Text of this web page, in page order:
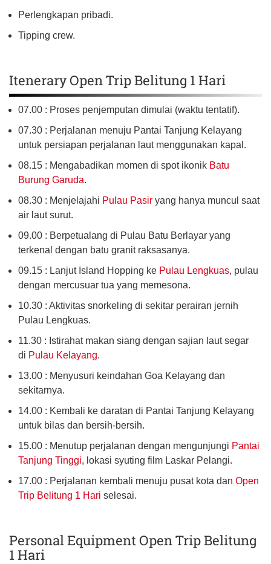
Perlengkapan pribadi.
Tipping crew.
Itenerary Open Trip Belitung 1 Hari
07.00 : Proses penjemputan dimulai (waktu tentatif).
07.30 : Perjalanan menuju Pantai Tanjung Kelayang
untuk persiapan perjalanan laut menggunakan kapal.
08.15 : Mengabadikan momen di spot ikonik Batu
Burung Garuda.
08.30 : Menjelajahi Pulau Pasir yang hanya muncul saat
air laut surut.
09.00 : Berpetualang di Pulau Batu Berlayar yang
terkenal dengan batu granit raksasanya.
09.15 : Lanjut Island Hopping ke Pulau Lengkuas, pulau
dengan mercusuar tua yang memesona.
10.30 : Aktivitas snorkeling di sekitar perairan jernih
Pulau Lengkuas.
11.30 : Istirahat makan siang dengan sajian laut segar
di Pulau Kelayang.
13.00 : Menyusuri keindahan Goa Kelayang dan
sekitarnya.
14.00 : Kembali ke daratan di Pantai Tanjung Kelayang
untuk bilas dan bersih-bersih.
15.00 : Menutup perjalanan dengan mengunjungi Pantai
Tanjung Tinggi, lokasi syuting film Laskar Pelangi.
17.00 : Perjalanan kembali menuju pusat kota dan Open
Trip Belitung 1 Hari selesai.
Personal Equipment Open Trip Belitung
1 Hari